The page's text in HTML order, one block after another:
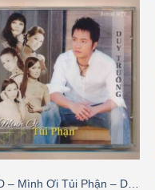
– Mình Ơi Tủi Phận – Duy